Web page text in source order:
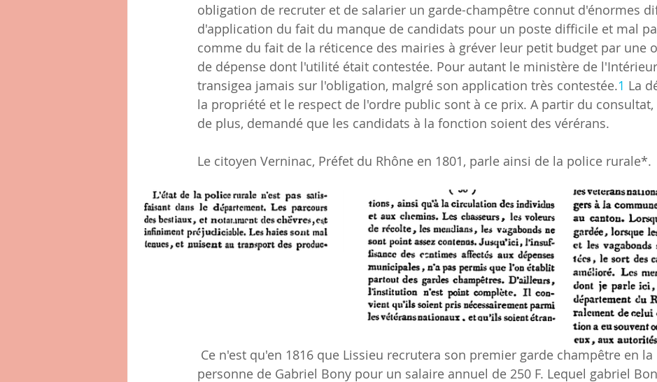
obligation de recruter et de salarier un garde-champêtre connut d'énormes
d'application du fait du manque de candidats pour un poste difficile et mal
comme du fait de la réticence des mairies à gréver leur petit budget par une
de dépense dont l'utilité était contestée. Pour autant le ministère de
transigea jamais sur l'obligation, malgré son application très contestée.1 La
la propriété et le respect de l'ordre public sont à ce prix. A partir du consultat,
de plus, demandé que les candidats à la fonction soient des vérérans.
Le citoyen Verninac, Préfet du Rhône en 1801, parle ainsi de la police rurale*.
personne de Gabriel Bony pour un salaire annuel de 250 F. Lequel gabriel